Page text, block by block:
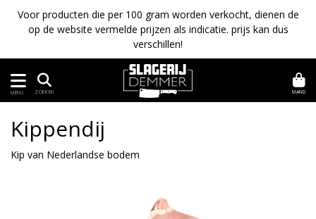
Voor producten die per 100 gram worden verkocht, dienen de
op de website vermelde prijzen als indicatie. prijs kan dus
verschillen!
MENU ZOEKEN MAND
Kippendij
Kip van Nederlandse bodem